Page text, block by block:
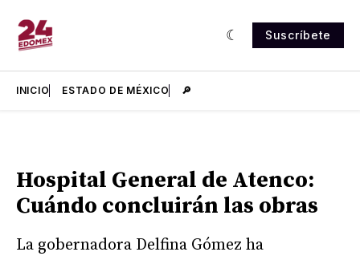
Suscríbete
INICIO ESTADO DE MÉXICO 🔎
Hospital General de Atenco:
Cuándo concluirán las obras
La gobernadora Delfina Gómez ha